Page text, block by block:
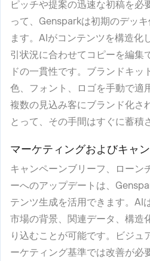
ピッチや提案の迅速な初稿を必
って、Gensparkは初期のデッ
ます。AIがコンテンツを構造化
引状況に合わせてコピーを編集
ドの一貫性です。ブランドキッ
色、フォント、ロゴを手動で適
複数の見込み客にブランド化さ
とって、その手間はすぐに蓄積
マーケティングおよびキャ
キャンペーンブリーフ、ローン
ーへのアップデートは、
テンツ生成を活用できます。AI
市場の背景、関連データ、構造
り込むことが可能です。ビジュ
ーケティング基準では改善が必